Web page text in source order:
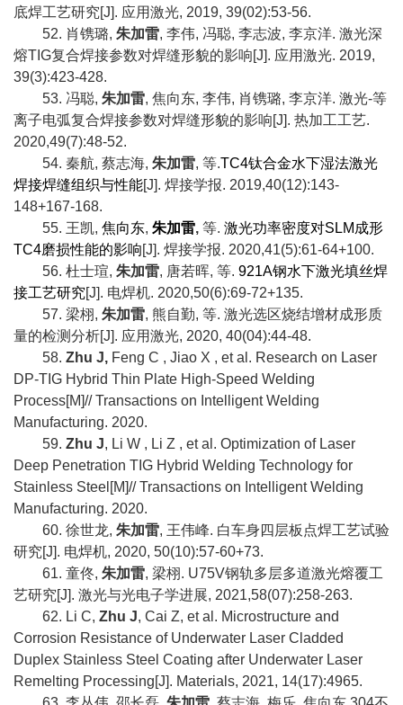
底焊工艺研究[J]. 应用激光, 2019, 39(02):53-56.
52. 肖镌璐, 朱加雷, 李伟, 冯聪, 李志波, 李京洋. 激光深
熔TIG复合焊接参数对焊缝形貌的影响[J]. 应用激光. 2019,
39(3):423-428.
53. 冯聪, 朱加雷, 焦向东, 李伟, 肖镌璐, 李京洋. 激光-等
离子电弧复合焊接参数对焊缝形貌的影响[J]. 热加工工艺.
2020,49(7):48-52.
54. 秦航, 蔡志海, 朱加雷, 等.TC4钛合金水下湿法激光
焊接焊缝组织与性能[J]. 焊接学报. 2019,40(12):143-
148+167-168.
55. 王凯, 焦向东, 朱加雷, 等. 激光功率密度对SLM 成形
TC4磨损性能的影响[J]. 焊接学报. 2020,41(5):61-64+100.
56. 杜士瑄, 朱加雷, 唐若晖, 等. 921A钢水下激光填丝焊
接工艺研究[J]. 电焊机. 2020,50(6):69-72+135.
57. 梁栩, 朱加雷, 熊自勤, 等. 激光选区烧结增材成形质
量的检测分析[J]. 应用激光, 2020, 40(04):44-48.
58. Zhu J, Feng C , Jiao X , et al. Research on Laser
DP-TIG Hybrid Thin Plate High-Speed Welding
Process[M]// Transactions on Intelligent Welding
Manufacturing. 2020.
59. Zhu J, Li W , Li Z , et al. Optimization of Laser
Deep Penetration TIG Hybrid Welding Technology for
Stainless Steel[M]// Transactions on Intelligent Welding
Manufacturing. 2020.
60. 徐世龙, 朱加雷, 王伟峰. 白车身四层板点焊工艺试验
研究[J]. 电焊机, 2020, 50(10):57-60+73.
61. 童佟, 朱加雷, 梁栩. U75V钢轨多层多道激光熔覆工
艺研究[J]. 激光与光电子学进展, 2021,58(07):258-263.
62. Li C, Zhu J, Cai Z, et al. Microstructure and
Corrosion Resistance of Underwater Laser Cladded
Duplex Stainless Steel Coating after Underwater Laser
Remelting Processing[J]. Materials, 2021, 14(17):4965.